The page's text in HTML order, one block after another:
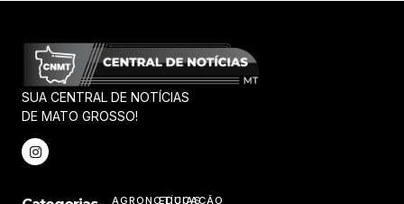
SUA CENTRAL DE NOTÍCIAS
DE MATO GROSSO!
AGRONOTÍCIAS
EDUCAÇÃO